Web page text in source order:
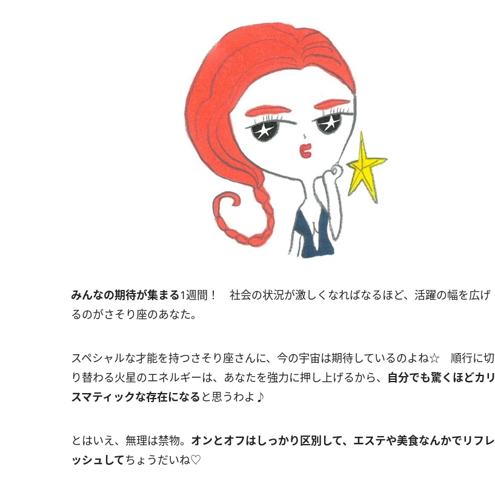
みんなの期待が集まる1週間！ 社会の状況が激しくなればなるほど、活躍の幅を広げ
るのがさそり座のあなた。
スペシャルな才能を持つさそり座さんに、今の宇宙は期待しているのよね☆ 順行に切
り替わる火星のエネルギーは、あなたを強力に押し上げるから、 自分でも驚くほどカリ
スマティックな存在になる と思うわよ♪
とはいえ、無理は禁物。 オンとオフはしっかり区別して、エステや美食なんかでリフレ
ッシュしてちょうだいね♡